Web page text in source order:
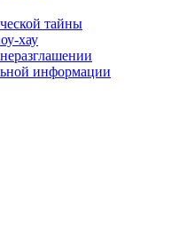
тайны
хау
информации